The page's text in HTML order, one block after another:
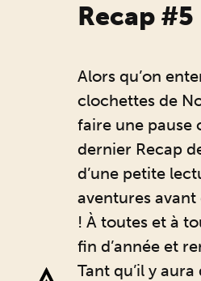
Recap #5
Alors qu’on
clochettes de
faire une pause
dernier Recap
d’une petite
aventures
! À toutes et à
fin d’année et
Tant qu’il y